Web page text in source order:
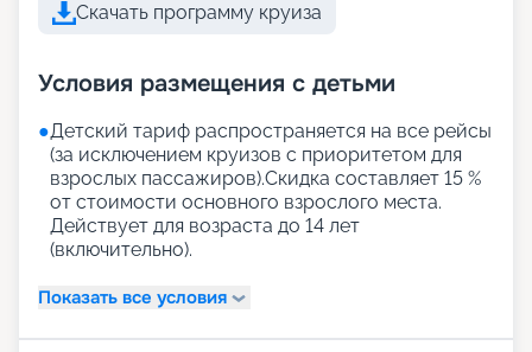
Скачать программу круиза
Условия размещения с детьми
●Детский тариф распространяется на все рейсы
(за исключением круизов с приоритетом для
взрослых пассажиров).Скидка составляет 15 %
от стоимости основного взрослого места.
Действует для возраста до 14 лет
(включительно).
Показать все условия